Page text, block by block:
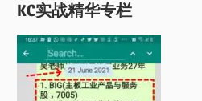
KC实战精华专栏